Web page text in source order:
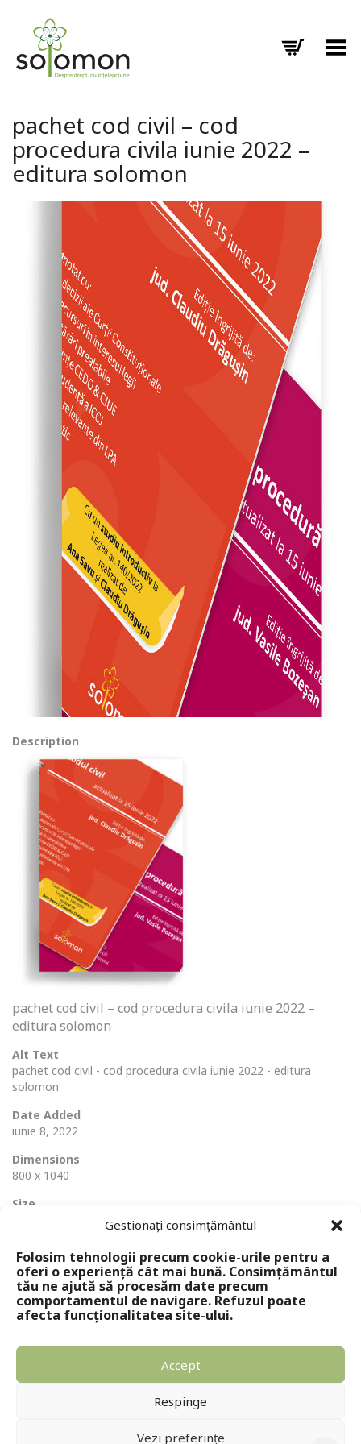
Gestionați consimțământul
Folosim tehnologii precum cookie-urile pentru a
oferi o experiență cât mai bună. Consimțământul
tău ne ajută să procesăm date precum
comportamentul de navigare. Refuzul poate
afecta funcționalitatea site-ului.
Accept
Respinge
Vezi preferințe
Toggle Menu
pachet cod civil – cod
procedura civila iunie 2022 –
editura solomon
Description
pachet cod civil – cod procedura civila iunie 2022 –
editura solomon
Alt Text
pachet cod civil - cod procedura civila iunie 2022 - editura
solomon
Date Added
iunie 8, 2022
Dimensions
800 x 1040
Size